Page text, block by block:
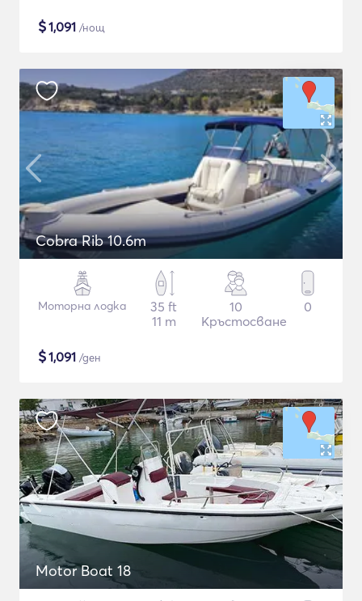
$1,091 /нощ
Cobra Rib 10.6m
Моторна лодка
35 ft
11 m
10
Кръстосване
0
$1,091 /ден
Motor Boat 18